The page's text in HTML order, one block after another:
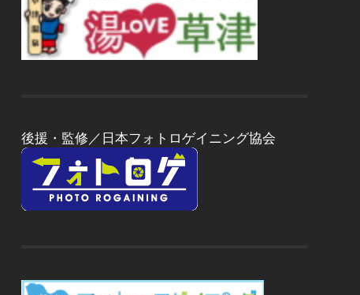
後援・監修／日本フォトロゲイニング協会